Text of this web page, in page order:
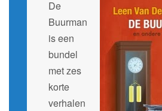
De
Buurman
is een
bundel
met zes
korte
verhalen